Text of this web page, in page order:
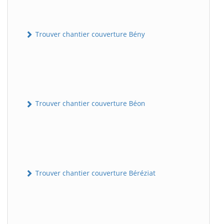
Trouver chantier couverture Bény
Trouver chantier couverture Béon
Trouver chantier couverture Béréziat